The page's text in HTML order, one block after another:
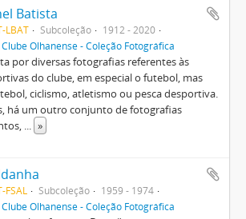
Batista
LBAT Subcoleção
1912 - 2020
Olhanense - Coleção Fotográfica
por diversas fotografias referentes às
do clube, em especial o futebol, mas
ciclismo, atletismo ou pesca desportiva.
há um outro conjunto de fotografias
... »
FSAL Subcoleção
1959 - 1974
Olhanense - Coleção Fotográfica